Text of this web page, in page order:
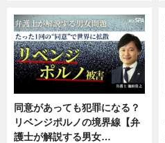
同意があっても犯罪になる？
リベンジポルノの境界線【弁
護士が解説する男女…